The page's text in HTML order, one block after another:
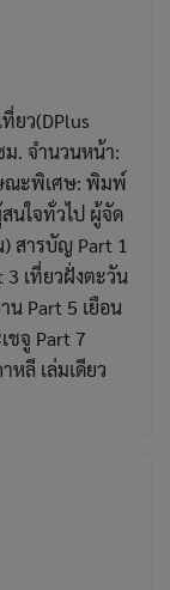
ยว(DPlus
ม. จำนวนหน้า:
ณะพิเศษ: พิมพ์
นใจทั่วไป ผู้จัด
สารบัญ Part 1
3 เที่ยวฝั่งตะวัน
น Part 5 เยือน
ชจู Part 7
หลี เล่มเดียว